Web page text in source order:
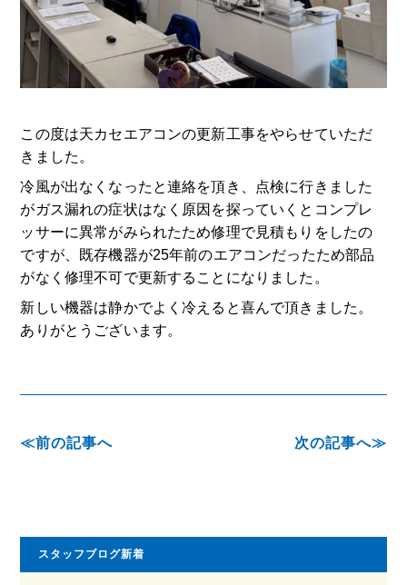
この度は天カセエアコンの更新工事をやらせていただ
きました。
冷風が出なくなったと連絡を頂き、点検に行きました
がガス漏れの症状はなく原因を探っていくとコンプレ
ッサーに異常がみられたため修理で見積もりをしたの
ですが、既存機器が25年前のエアコンだったため部品
がなく修理不可で更新することになりました。
新しい機器は静かでよく冷えると喜んで頂きました。
ありがとうございます。
前の記事へ 次の記事へ
スタッフブログ新着